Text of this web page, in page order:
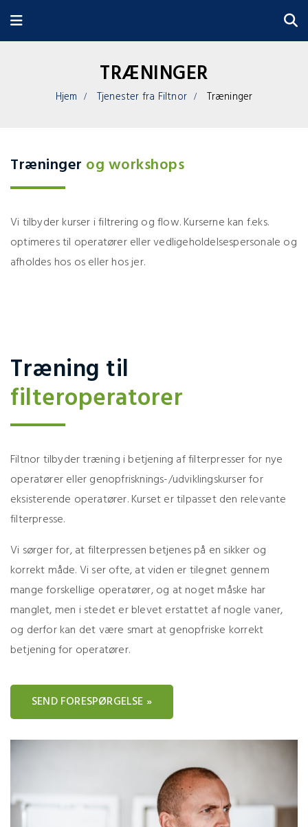
TRÆNINGER
Hjem Tjenester fra Filtnor Træninger
Træninger og workshops
Vi tilbyder kurser i filtrering og flow. Kurserne kan f.eks.
optimeres til operatører eller vedligeholdelsespersonale og
afholdes hos os eller hos jer.
Træning til
filteroperatorer
Filtnor tilbyder træning i betjening af filterpresser for nye
operatører eller genopfrisknings-/udviklingskurser for
eksisterende operatører. Kurset er tilpasset den relevante
filterpresse.
Vi sørger for, at filterpressen betjenes på en sikker og
korrekt måde. Vi ser ofte, at viden er tilegnet gennem
mange forskellige operatører, og at noget måske har
manglet, men i stedet er blevet erstattet af nogle vaner,
og derfor kan det være smart at genopfriske korrekt
betjening for operatører.
SEND FORESPØRGELSE »